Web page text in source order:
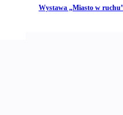
Wystawa „Miasto w